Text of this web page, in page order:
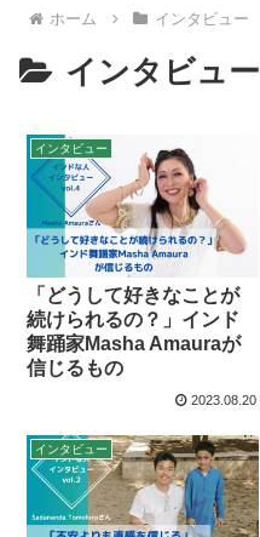
ホーム インタビュー
インタビュー
インタビュー
「どうして好きなことが
続けられるの？」インド
舞踊家Masha Amauraが
信じるもの
2023.08.20
インタビュー